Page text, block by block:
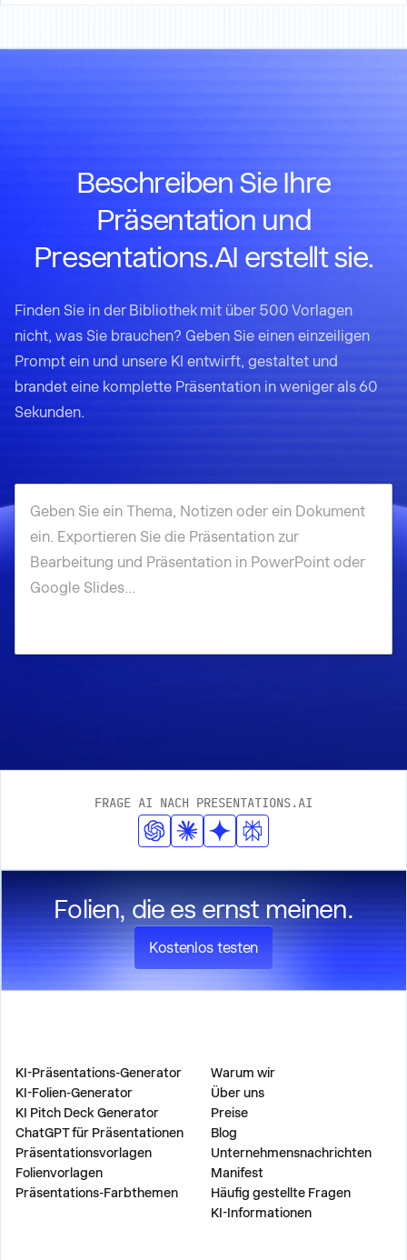
Beschreiben Sie Ihre
Präsentation und
Presentations.AI erstellt sie.
Finden Sie in der Bibliothek mit über 500 Vorlagen
nicht, was Sie brauchen? Geben Sie einen einzeiligen
Prompt ein und unsere KI entwirft, gestaltet und
brandet eine komplette Präsentation in weniger als 60
Sekunden.
FRAGE AI NACH PRESENTATIONS.AI
Folien, die es ernst meinen.
Kostenlos testen
KI-Präsentations-Generator
KI-Folien-Generator
KI Pitch Deck Generator
ChatGPT für Präsentationen
Präsentationsvorlagen
Folienvorlagen
Präsentations-Farbthemen
Warum wir
Über uns
Preise
Blog
Unternehmensnachrichten
Manifest
Häufig gestellte Fragen
KI-Informationen